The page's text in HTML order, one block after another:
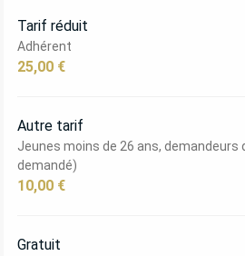
Tarif réduit
Adhérent
25,00 €
Autre tarif
Jeunes moins de 26 ans,
demandé)
10,00 €
Gratuit